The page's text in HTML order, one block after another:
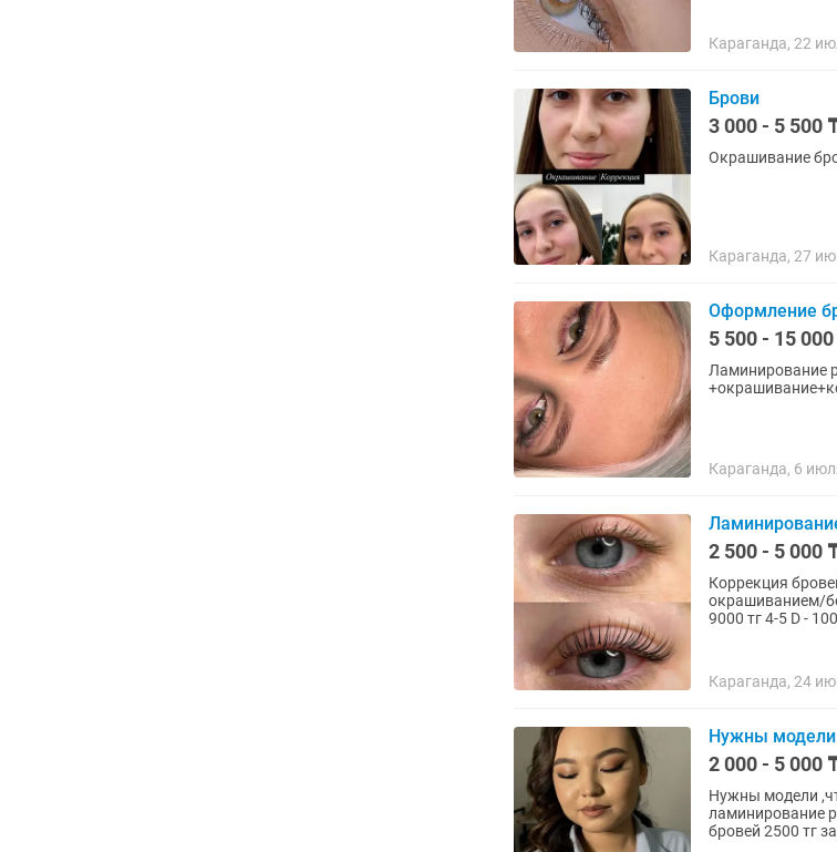
Караганда, 22
Брови
3 000 - 5 500
Караганда, 27
Оформление
5 500 - 15
Ламинирование
Караганда, 6
2 500 - 5 000
Коррекция
окрашиванием/
9000 тг 4-5 D -
Караганда, 24
Нужны модели
2 000 - 5 000
Нужны модели
ламинирование ресниц/
бровей 2500 тг